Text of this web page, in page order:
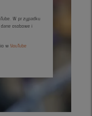
W przypadku
osobowe i
w YouTube